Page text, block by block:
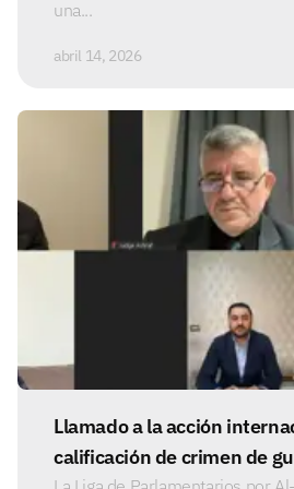
una...
abril 14, 2026
Llamado a la acción
calificación de crimen de